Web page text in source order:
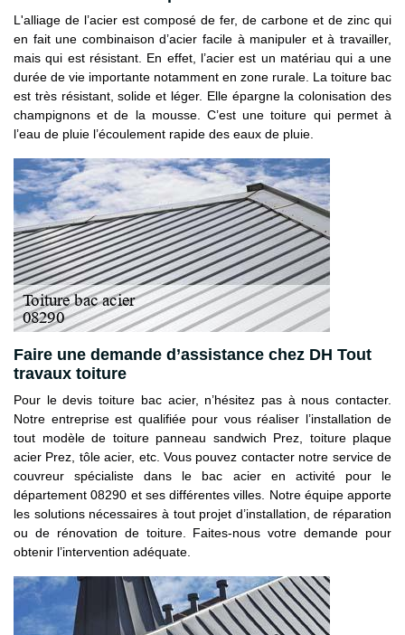
L'alliage de l’acier est composé de fer, de carbone et de zinc qui
en fait une combinaison d’acier facile à manipuler et à travailler,
mais qui est résistant. En effet, l’acier est un matériau qui a une
durée de vie importante notamment en zone rurale. La toiture bac
est très résistant, solide et léger. Elle épargne la colonisation des
champignons et de la mousse. C’est une toiture qui permet à
l’eau de pluie l’écoulement rapide des eaux de pluie.
Faire une demande d’assistance chez DH Tout
travaux toiture
Pour le devis toiture bac acier, n’hésitez pas à nous contacter.
Notre entreprise est qualifiée pour vous réaliser l’installation de
tout modèle de toiture panneau sandwich Prez, toiture plaque
acier Prez, tôle acier, etc. Vous pouvez contacter notre service de
couvreur spécialiste dans le bac acier en activité pour le
département 08290 et ses différentes villes. Notre équipe apporte
les solutions nécessaires à tout projet d’installation, de réparation
ou de rénovation de toiture. Faites-nous votre demande pour
obtenir l’intervention adéquate.